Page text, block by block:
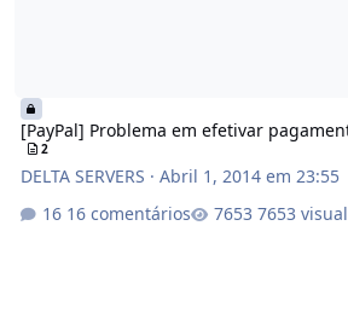
[PayPal] Problema em efetivar
2
DELTA SERVERS · Abril 1, 2014 em 23:55
16 comentários
7653